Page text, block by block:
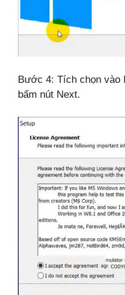
Bước 4: Tích chọn vào
bấm nút Next.